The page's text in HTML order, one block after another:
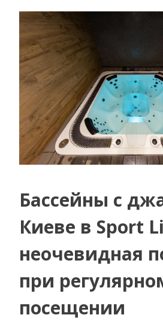
Бассейны с
Киеве в Sport
неочевидная
при
посещении